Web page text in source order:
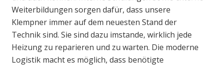
Weiterbildungen sorgen dafür, dass unsere
Klempner immer auf dem neuesten Stand der
Technik sind. Sie sind dazu imstande, wirklich jede
Heizung zu reparieren und zu warten. Die moderne
Logistik macht es möglich, dass benötigte